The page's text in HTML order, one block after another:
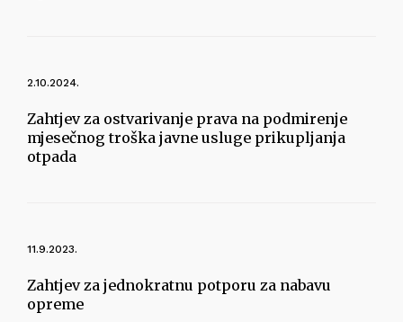
2.10.2024.
Zahtjev za ostvarivanje prava na podmirenje
mjesečnog troška javne usluge prikupljanja
otpada
11.9.2023.
Zahtjev za jednokratnu potporu za nabavu
opreme